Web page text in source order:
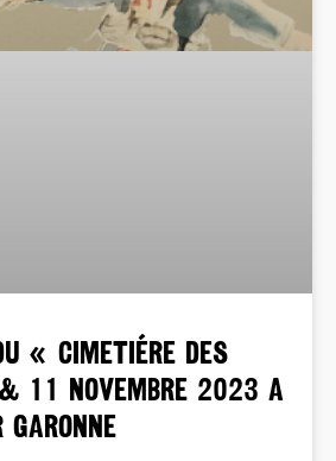
« CIMETIÉRE DES
11 NOVEMBRE 2023 A